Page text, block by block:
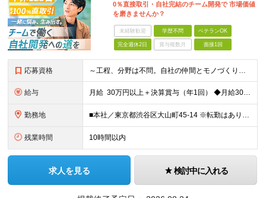
0％直接取引・自社完結のチーム開発で 市場価値
を磨きませんか？
未経験歓迎 学歴不問 ベテランOK
完全週休2日 賞与複数月 面接1回
応募資格 ～工程、分野は不問。自社の仲間とモノづくりをしたい方歓迎します。～ ■学歴不問 ■プログラミングの実務経験が3年以上ある方 ～このような希望も当社なら大歓迎です！～ ・使用する言語や技術が固定化され
給与 月給 30万円以上＋決算賞与（年1回） ◆月給30～55万円＋各種手当＋決算賞与（年1回） ┗プログラミングの実務経験が3年以上をお持ちの方 ◆月給40～120万円＋各種手当＋決算賞与（年1回）
勤務地 ■本社／東京都渋谷区大山町45-14 ※転勤はありません。腰を据えて長く活躍していただけます ※(変更の範囲)上記を除く当社関連勤務地
残業時間 10時間以内
求人を見る 検討中に入れる